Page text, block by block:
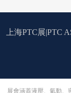
上海PTC展|PTC
展會涵蓋液壓、氣動、